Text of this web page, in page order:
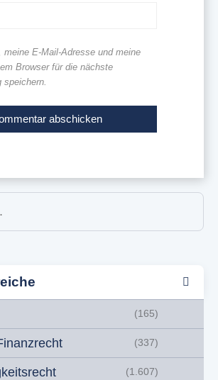
meine E-Mail-Adresse und meine
Browser für die nächste
speichern.
(165)
(337)
(1.607)